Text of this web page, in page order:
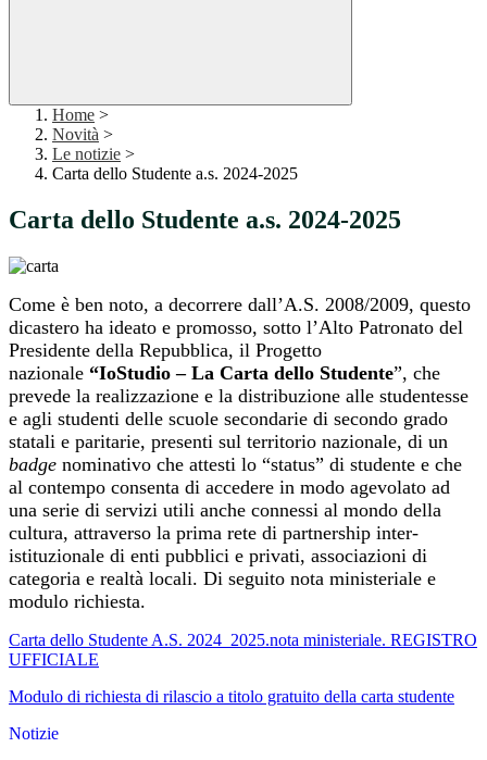
Home >
Novità >
Le notizie >
Carta dello Studente a.s. 2024-2025
Carta dello Studente a.s. 2024-2025
Come è ben noto, a decorrere dall’A.S. 2008/2009, questo
dicastero ha ideato e promosso, sotto l’Alto Patronato del
Presidente della Repubblica, il Progetto
nazionale “IoStudio – La Carta dello Studente”, che
prevede la realizzazione e la distribuzione alle studentesse
e agli studenti delle scuole secondarie di secondo grado
statali e paritarie, presenti sul territorio nazionale, di un
badge nominativo che attesti lo “status” di studente e che
al contempo consenta di accedere in modo agevolato ad
una serie di servizi utili anche connessi al mondo della
cultura, attraverso la prima rete di partnership inter-
istituzionale di enti pubblici e privati, associazioni di
categoria e realtà locali. Di seguito nota ministeriale e
modulo richiesta.
Carta dello Studente A.S. 2024_2025.nota ministeriale. REGISTRO
UFFICIALE
Modulo di richiesta di rilascio a titolo gratuito della carta studente
Notizie